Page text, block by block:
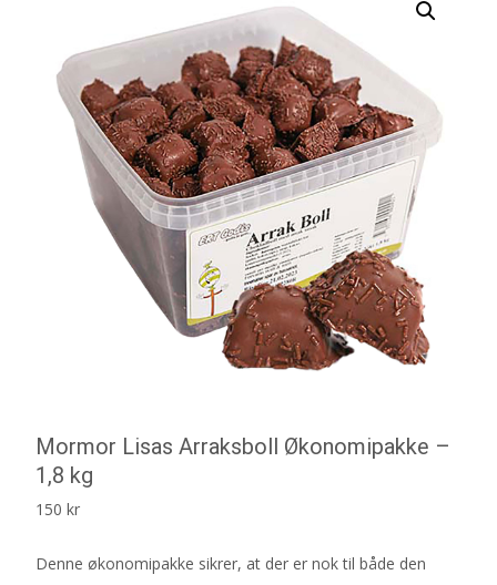
Mormor Lisas Arraksboll Økonomipakke –
1,8 kg
150 kr
Denne økonomipakke sikrer, at der er nok til både den